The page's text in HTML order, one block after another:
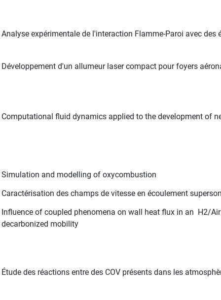
Analyse expérimentale de l'interaction Flamme-Paroi avec
Développement d'un allumeur laser compact pour foyers
Computational fluid dynamics applied to the development of
Simulation and modelling of oxycombustion
Caractérisation des champs de vitesse en écoulement
Influence of coupled phenomena on wall heat flux in an H2/
decarbonized mobility
Étude des réactions entre des COV présents dans les